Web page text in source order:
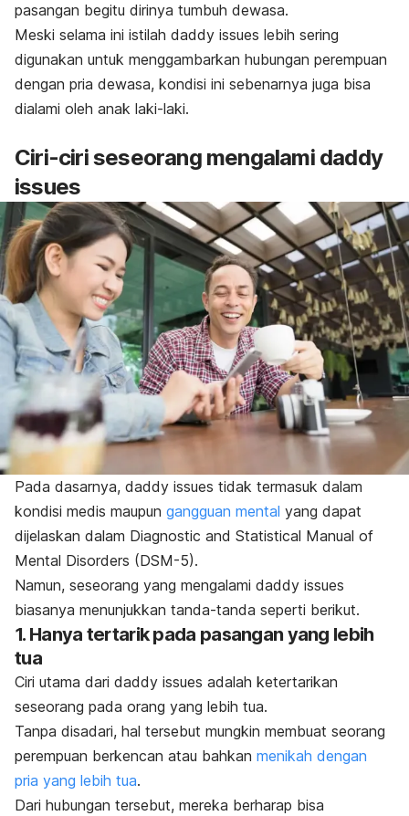
pasangan begitu dirinya tumbuh dewasa.
Meski selama ini istilah daddy issues lebih sering
digunakan untuk menggambarkan hubungan perempuan
dengan pria dewasa, kondisi ini sebenarnya juga bisa
dialami oleh anak laki-laki.
Ciri-ciri seseorang mengalami daddy
issues
Pada dasarnya, daddy issues tidak termasuk dalam
kondisi medis maupun gangguan mental yang dapat
dijelaskan dalam Diagnostic and Statistical Manual of
Mental Disorders (DSM-5).
Namun, seseorang yang mengalami daddy issues
biasanya menunjukkan tanda-tanda seperti berikut.
1. Hanya tertarik pada pasangan yang lebih
tua
Ciri utama dari daddy issues adalah ketertarikan
seseorang pada orang yang lebih tua.
Tanpa disadari, hal tersebut mungkin membuat seorang
perempuan berkencan atau bahkan menikah dengan
pria yang lebih tua.
Dari hubungan tersebut, mereka berharap bisa